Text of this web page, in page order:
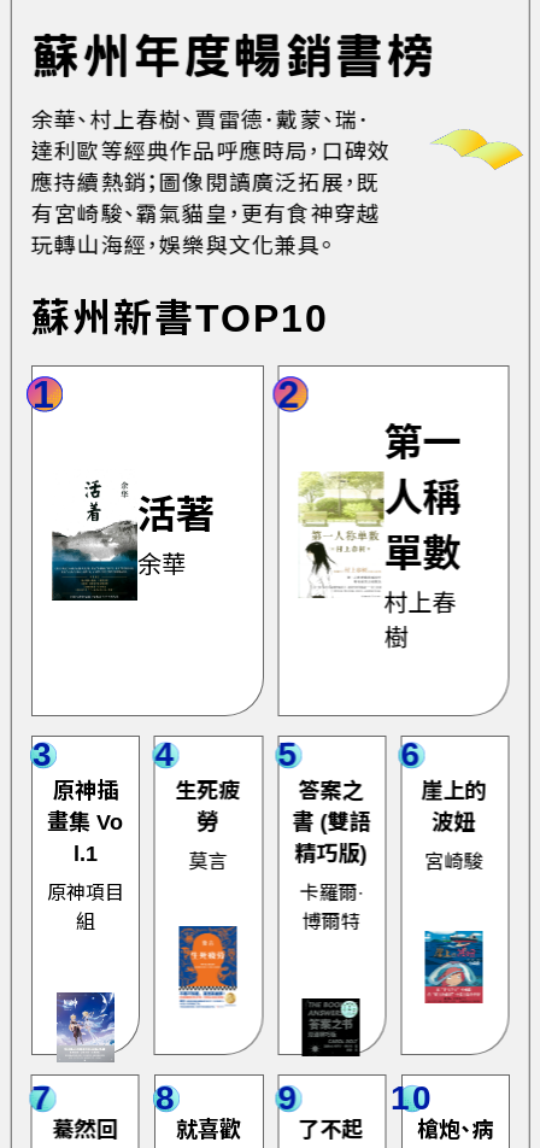
蘇州年度暢銷書榜
余華、村上春樹、賈雷德．戴蒙、瑞．
達利歐等經典作品呼應時局，口碑效
應持續熱銷；圖像閱讀廣泛拓展，既
有宮崎駿、霸氣貓皇，更有食神穿越
玩轉山海經，娛樂與文化兼具。
蘇州新書TOP10
1
活著
余華
2
第一
人稱
單數
村上春
樹
3
原神插
畫集 Vo
l.1
原神項目
組
4
生死疲
勞
莫言
5
答案之
書 (雙語
精巧版)
卡羅爾·
博爾特
6
崖上的
波妞
宮崎駿
7
驀然回
8
就喜歡
9
了不起
10
槍炮、病